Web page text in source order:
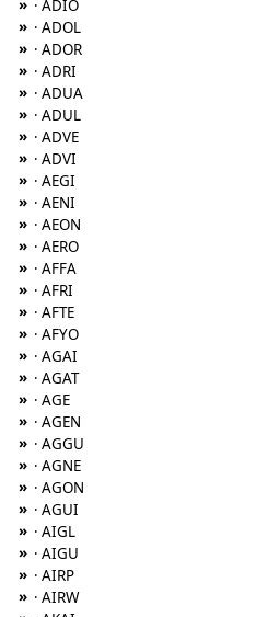
» · ADIO
» · ADOL
» · ADOR
» · ADRI
» · ADUA
» · ADUL
» · ADVE
» · ADVI
» · AEGI
» · AENI
» · AEON
» · AERO
» · AFFA
» · AFRI
» · AFTE
» · AFYO
» · AGAI
» · AGAT
» · AGE
» · AGEN
» · AGGU
» · AGNE
» · AGON
» · AGUI
» · AIGL
» · AIGU
» · AIRP
» · AIRW